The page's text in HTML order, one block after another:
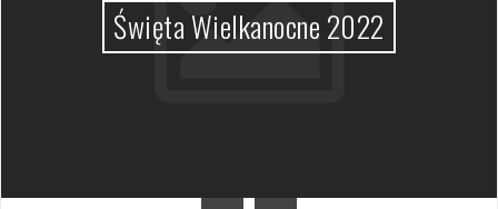
Święta Wielkanocne 2022